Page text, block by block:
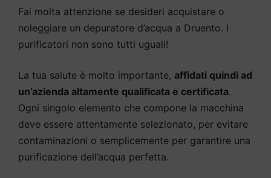
Fai molta attenzione se desideri acquistare o
noleggiare un depuratore d’acqua a Druento. I
purificatori non sono tutti uguali!
La tua salute è molto importante, affidati quindi ad
un’azienda altamente qualificata e certificata.
Ogni singolo elemento che compone la macchina
deve essere attentamente selezionato, per evitare
contaminazioni o semplicemente per garantire una
purificazione dell’acqua perfetta.